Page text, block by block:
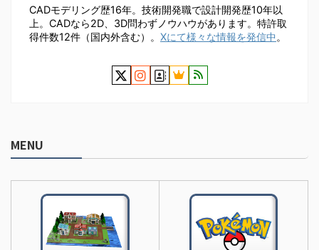
CADモデリング歴16年。技術開発職で設計開発歴10年以
上。CADなら2D、3D問わずノウハウがあります。特許取
得件数12件（国内外含む）。 Xにて様々な情報を発信中 。
MENU